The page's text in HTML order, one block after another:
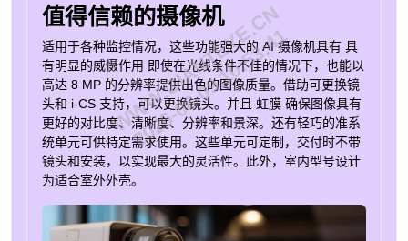
P1388 盒式摄像机 可靠的 8 MP 室内监控 AXIS P1388-B
盒式摄像机 8 MP 室内监控 - 准系统 AXIS P1388-BE 盒
式摄像机 8 MP 室外监控 - 准系统 AXIS P1388-LE 盒式摄
像机 可靠的 8 MP 户外监控
值得信赖的摄像机
适用于各种监控情况，这些功能强大的 AI 摄像机具有 具
有明显的威慑作用 即使在光线条件不佳的情况下，也能以
高达 8 MP 的分辨率提供出色的图像质量。借助可更换镜
头和 i-CS 支持，可以更换镜头。并且 虹膜 确保图像具有
更好的对比度、清晰度、分辨率和景深。还有轻巧的准系
统单元可供特定需求使用。这些单元可定制，交付时不带
镜头和安装，以实现最大的灵活性。此外，室内型号设计
为适合室外外壳。
WWW.GIANTEYE.CN
2026-08-09 10:53:41